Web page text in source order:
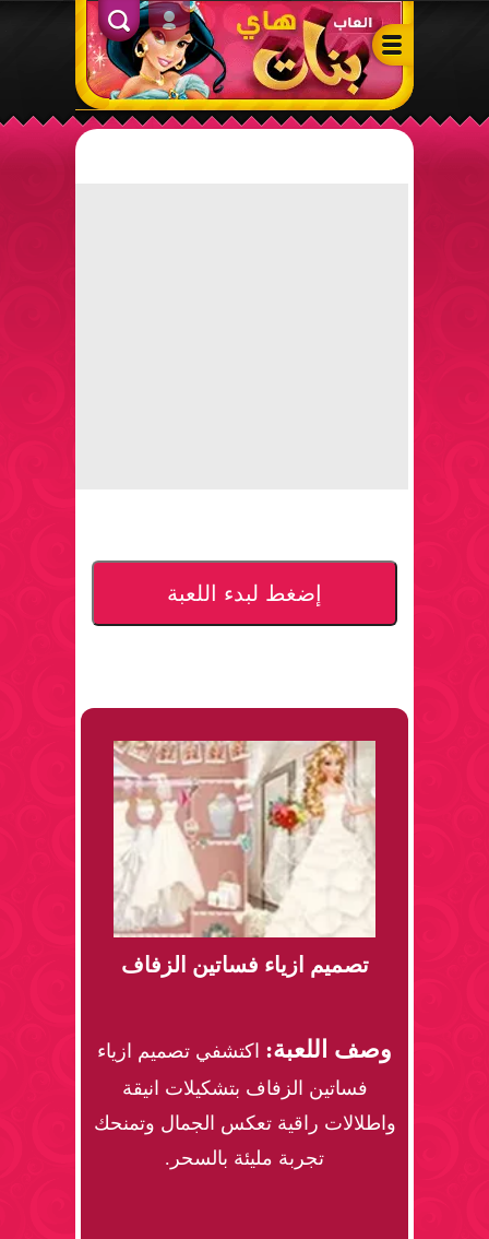
ألعاب بنات هاي – أفضل ألعاب تلبيس، مكياج، طبخ وأنشطة ممتعة
الدخول
إضغط لبدء اللعبة
تصميم ازياء فساتين الزفاف
وصف اللعبة: اكتشفي تصميم ازياء
فساتين الزفاف بتشكيلات انيقة
واطلالات راقية تعكس الجمال وتمنحك
تجربة مليئة بالسحر.